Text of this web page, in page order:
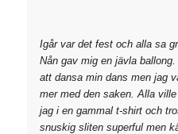
Igår var det fest och alla sa
Nån gav mig en jävla
att dansa min dans men jag
mer med den saken. Alla
jag i en gammal t-shirt och
snuskig sliten superful men